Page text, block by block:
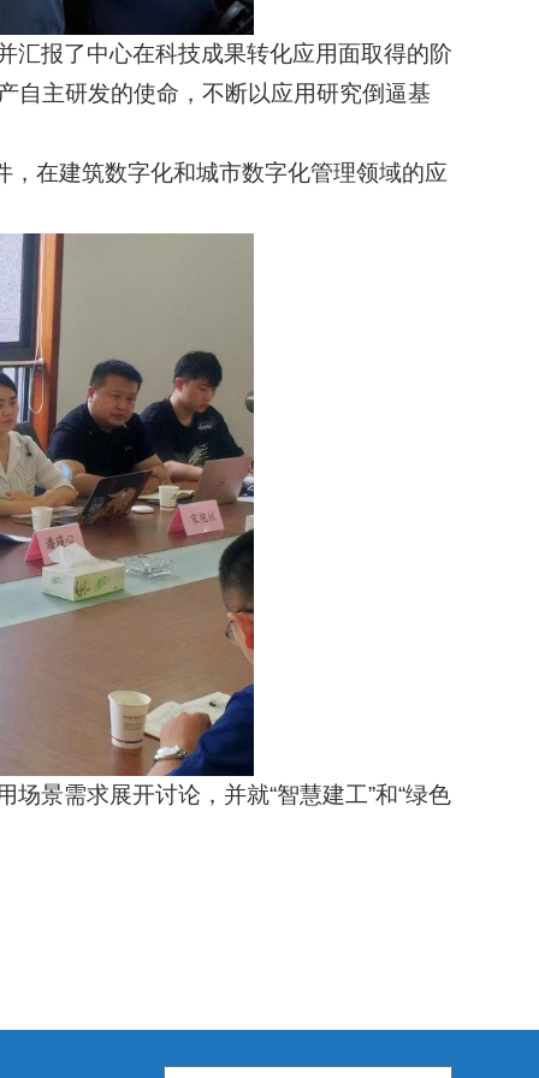
汇报了中心在科技成果转化应用面取得的阶
自主研发的使命，不断以应用研究倒逼基
，在建筑数字化和城市数字化管理领域的应
景需求展开讨论，并就“智慧建工”和“绿色